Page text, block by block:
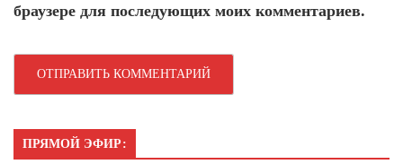
браузере для последующих моих комментариев.
ПРЯМОЙ ЭФИР: